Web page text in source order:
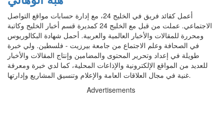
أعمل كقائد فريق في الخليج 24، مع إدارة حسابات مواقع التواصل
الاجتماعي. عملت من قبل مع الخليج 24 كمديرة قسم أخبار الخليج وكاتبة
ومحررة للمقالات والأخبار العالمية والعربية. أحمل شهادة البكالوريوس
في الصحافة وعلم الاجتماع من جامعة بيرزيت - فلسطين. ولي خبرة
طويلة في إعداد وتحرير المحتوى والمضامين وإنتاج المقالات والأخبار
للعديد من المواقع الإلكترونية والإذاعات المحلية، كما لدي خبرة ومعرفة
غنية في مجال العلاقات العامة والإعلام وتنسيق المشاريع وإدارتها.
Advertisements